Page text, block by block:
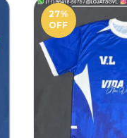
27%
OFF